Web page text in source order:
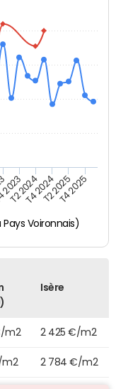
Voironnais)
T2 2024T4 2024T2 2025T4 2025
Isère
m2 2 425 €/m2
m2 2 784 €/m2